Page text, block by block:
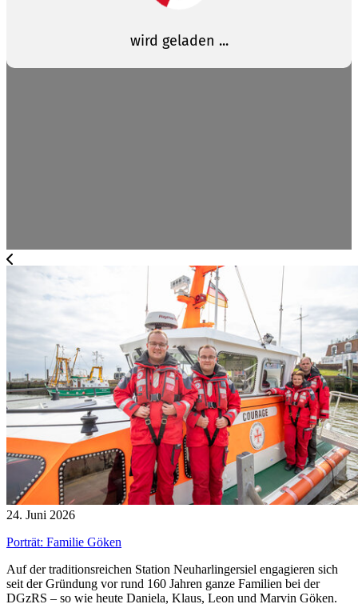
24. Juni 2026
Porträt: Familie Göken
Auf der traditionsreichen Station Neuharlingersiel engagieren sich
seit der Gründung vor rund 160 Jahren ganze Familien bei der
DGzRS – so wie heute Daniela, Klaus, Leon und Marvin Göken.